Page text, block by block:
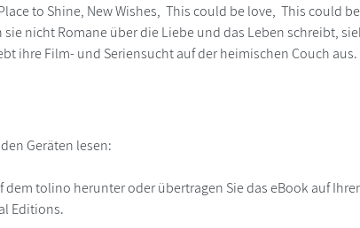
to Shine, New Wishes, This could be love, This could
nicht Romane über die Liebe und das Leben schreibt,
ihre Film- und Seriensucht auf der heimischen Couch aus.
Geräten lesen:
dem tolino herunter oder übertragen Sie das eBook auf
Editions.